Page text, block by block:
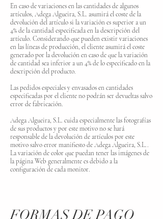
En caso de variaciones en las cantidades de algunos
artículos, Adega Algueira, S.L. asumirá el coste de la
devolución del artículo si la variación es superior a un
4% de la cantidad especificada en la descripción del
artículo. Considerando que pueden existir variaciones
en las líneas de producción, el cliente asumirá el coste
generado por la devolución en caso de que la variación
de cantidad sea inferior a un 4% de lo especificado en la
descripción del producto.
Las pedidos especiales y envasados en cantidades
especificadas por el cliente no podrán ser devueltas salvo
error de fabricación.
Adega Algueira, S.L. cuida especialmente las fotografías
de sus productos y por este motivo no se hará
responsable de la devolución de artículos por este
motivo salvo error manifiesto de Adega Algueira, S.L..
La variación de color que puedan tener las imágenes de
la página Web generalmente es debido a la
configuración de cada monitor.
FORMAS DE PAGO